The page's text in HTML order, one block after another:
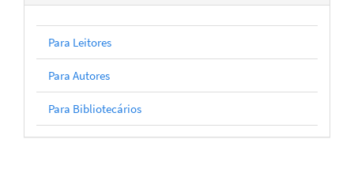
Para Leitores
Para Autores
Para Bibliotecários